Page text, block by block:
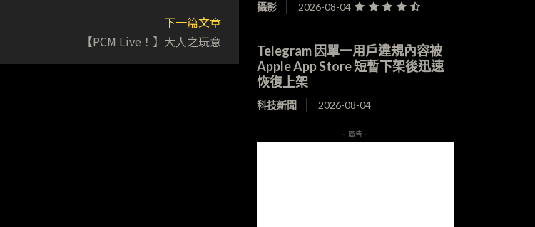
下一篇文章
【PCM Live！】大人之玩意
攝影 2026-08-04
Telegram 因單一用戶違規內容被
Apple App Store 短暫下架後迅速
恢復上架
科技新聞 2026-08-04
- 廣告 -